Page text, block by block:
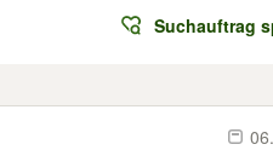
Suchauftrag